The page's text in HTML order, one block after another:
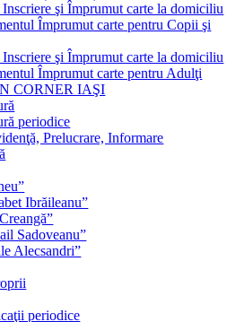
şi Împrumut carte la domiciliu
Împrumut carte pentru Copii şi
şi Împrumut carte la domiciliu
Împrumut carte pentru Adulţi
CORNER IAŞI
periodice
Prelucrare, Informare
Ibrăileanu”
Sadoveanu”
Alecsandri”
periodice